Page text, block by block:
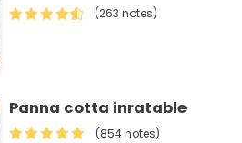
(263 notes)
Panna cotta inratable
(854 notes)